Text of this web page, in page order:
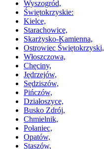
Wyszogród,
Świętokrzyskie:
Kielce,
Starachowice,
Skarżysko-Kamienna,
Ostrowiec Świętokrzyski,
Włoszczowa,
Chęciny,
Jędrzejów,
Sędziszów,
Pińczów,
Działoszyce,
Busko Zdrój,
Chmielnik,
Połaniec,
Opatów,
Staszów,